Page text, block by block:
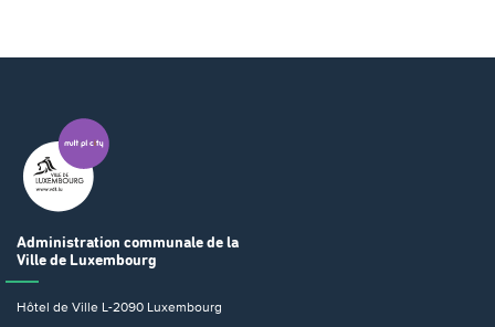
Administration communale de la
Ville de Luxembourg
Hôtel de Ville L-2090 Luxembourg